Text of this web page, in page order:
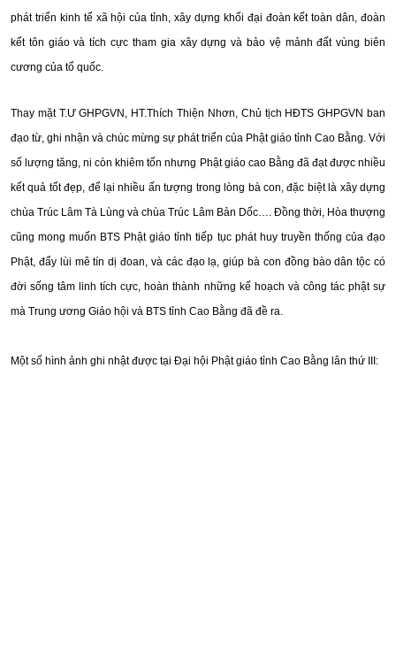
phát triển kinh tế xã hội của tỉnh, xây dựng khối đại đoàn kết toàn dân, đoàn
kết tôn giáo và tích cực tham gia xây dựng và bảo vệ mảnh đất vùng biên
cương của tổ quốc.
Thay mặt T.Ư GHPGVN, HT.Thích Thiện Nhơn, Chủ tịch HĐTS GHPGVN ban
đạo từ, ghi nhận và chúc mừng sự phát triển của Phật giáo tỉnh Cao Bằng. Với
số lượng tăng, ni còn khiêm tốn nhưng Phật giáo cao Bằng đã đạt được nhiều
kết quả tốt đẹp, để lại nhiều ấn tượng trong lòng bà con, đặc biệt là xây dựng
chùa Trúc Lâm Tà Lùng và chùa Trúc Lâm Bản Dốc…. Đồng thời, Hòa thượng
cũng mong muốn BTS Phật giáo tỉnh tiếp tục phát huy truyền thống của đạo
Phật, đẩy lùi mê tín dị đoan, và các đạo lạ, giúp bà con đồng bào dân tộc có
đời sống tâm linh tích cực, hoàn thành những kế hoạch và công tác phật sự
mà Trung ương Giáo hội và BTS tỉnh Cao Bằng đã đề ra.
Một số hình ảnh ghi nhật được tại Đại hội Phật giáo tỉnh Cao Bằng lân thứ III: